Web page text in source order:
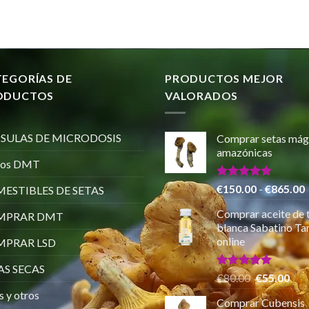
DE
DE MICRODOSIS
DMT
DE SETAS
DMT
LSD
SECAS
y otros
PRODUCTOS MEJOR
VALORADOS
Comprar setas
amazónicas
Valorado
con5.00
de 5
€150.00 -€865.00
Comprar aceite de
blanca Sabatino
online
Valorado
con5.00
de 5
€80.00 El
precio
original
€55.00El
Comprar Cubensis